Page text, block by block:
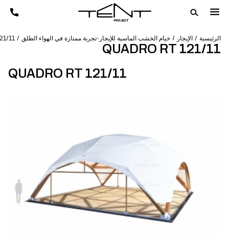
الرئيسية الإيجار خيام الخشب الماسية للإيجار-تجربة ممتازة في الهواء الطلق 11
QUADRO RT 121/11
QUADRO RT 121/11